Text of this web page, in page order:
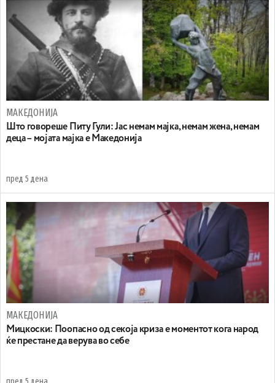
МАКЕДОНИЈА
Што говореше Питу Гули: Јас немам мајка, немам жена, немам
деца – мојата мајка е Македонија
пред 5 дена
МАКЕДОНИЈА
Мицкоски: Поопасно од секоја криза е моментот кога народ
ќе престане да верува во себе